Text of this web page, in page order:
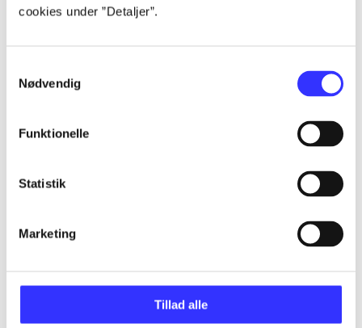
cookies under ”Detaljer”.
Nødvendig
Funktionelle
Statistik
Marketing
Tillad alle
Artikler
...
...
...